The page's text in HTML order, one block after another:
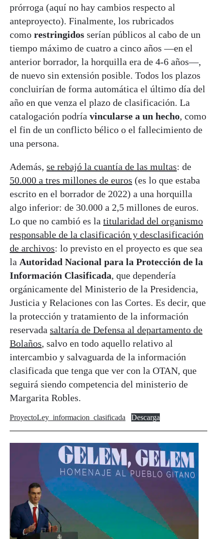
prórroga (aquí no hay cambios respecto al
anteproyecto). Finalmente, los rubricados
como restringidos serían públicos al cabo de un
tiempo máximo de cuatro a cinco años —en el
anterior borrador, la horquilla era de 4-6 años—,
de nuevo sin extensión posible. Todos los plazos
concluirían de forma automática el último día del
año en que venza el plazo de clasificación. La
catalogación podría vincularse a un hecho, como
el fin de un conflicto bélico o el fallecimiento de
una persona.
Además, se rebajó la cuantía de las multas: de
50.000 a tres millones de euros (es lo que estaba
escrito en el borrador de 2022) a una horquilla
algo inferior: de 30.000 a 2,5 millones de euros.
Lo que no cambió es la titularidad del organismo
responsable de la clasificación y desclasificación
de archivos: lo previsto en el proyecto es que sea
la Autoridad Nacional para la Protección de la
Información Clasificada, que dependería
orgánicamente del Ministerio de la Presidencia,
Justicia y Relaciones con las Cortes. Es decir, que
la protección y tratamiento de la información
reservada saltaría de Defensa al departamento de
Bolaños, salvo en todo aquello relativo al
intercambio y salvaguarda de la información
clasificada que tenga que ver con la OTAN, que
seguirá siendo competencia del ministerio de
Margarita Robles.
ProyectoLey_informacion_clasificada Descarga